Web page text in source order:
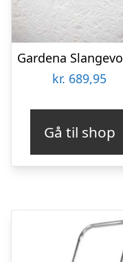
kr. 689,95
Gå til shop